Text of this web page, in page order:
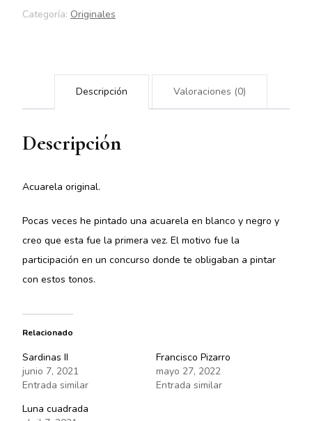
Categoría: Originales
Descripción Valoraciones (0)
Descripción
Acuarela original.
Pocas veces he pintado una acuarela en blanco y negro y
creo que esta fue la primera vez. El motivo fue la
participación en un concurso donde te obligaban a pintar
con estos tonos.
Relacionado
Sardinas II
junio 7, 2021
Entrada similar
Francisco Pizarro
mayo 27, 2022
Entrada similar
Luna cuadrada